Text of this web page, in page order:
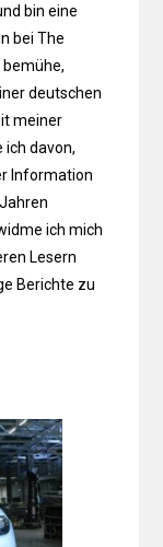
bin eine
bei The
bemühe,
deutschen
meiner
ich davon,
Information
ich mich
Lesern
Berichte zu